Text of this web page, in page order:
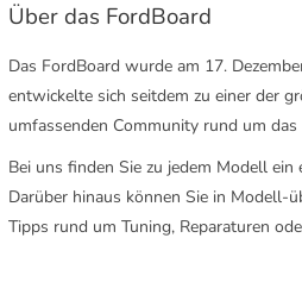
Über das FordBoard
Das FordBoard wurde am 17.
entwickelte sich seitdem zu einer der
umfassenden Community rund um das
Bei uns finden Sie zu jedem Modell ein
Darüber hinaus können Sie in Modell-
Tipps rund um Tuning, Reparaturen